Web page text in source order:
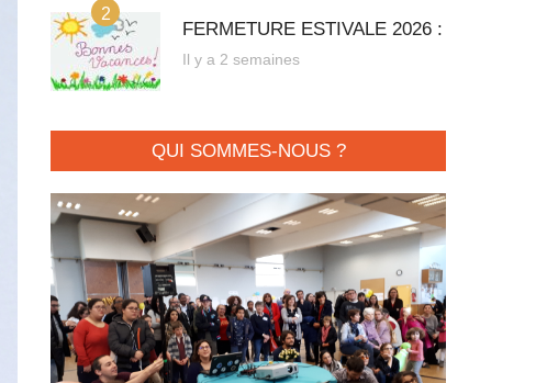
2
FERMETURE ESTIVALE 2026 :
Il y a 2 semaines
QUI SOMMES-NOUS ?